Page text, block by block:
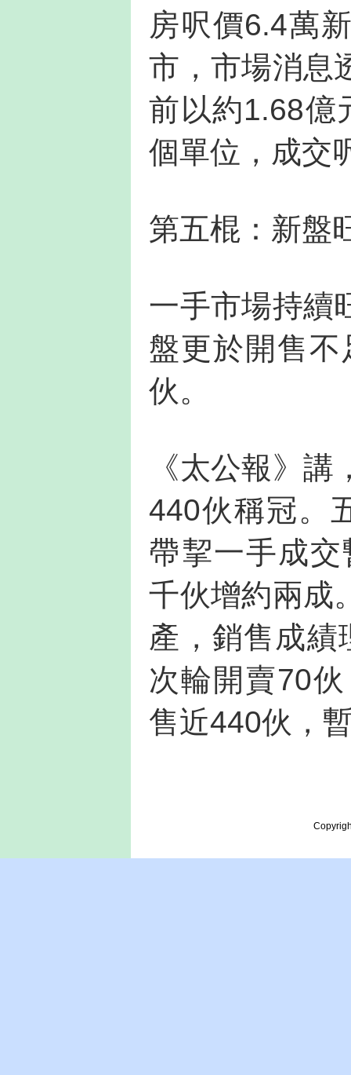
房呎價6.4萬
市，市場消息
前以約1.68億
個單位，成交
第五棍：新盤
一手市場持續
盤更於開售
伙。
《太公報》
440伙稱冠。
帶挈一手成
千伙增約兩成
產，銷售成績
次輪開賣70
售近440伙，